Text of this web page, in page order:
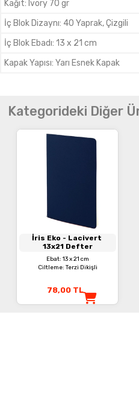
Kağıt: Ivory 70 gr
İç Blok Dizaynı: 40 Yaprak, Çizgili
İç Blok Ebadı: 13 x 21 cm
Kapak Yapısı: Yarı Esnek Kapak
Kategorideki Diğer
İris Eko - Lacivert
13x21 Defter
Ebat: 13 x 21 cm
Ciltleme: Terzi Dikişli
78,00 TL